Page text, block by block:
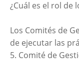
¿Cuál es el rol de
Los Comités de
de ejecutar las
5. Comité de